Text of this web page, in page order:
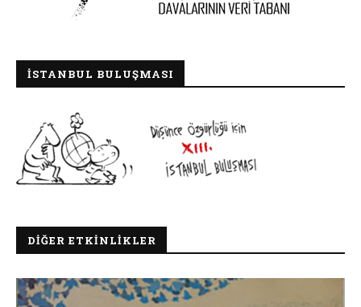
İSTANBUL BULUŞMASI
DIĞER ETKINLIKLER